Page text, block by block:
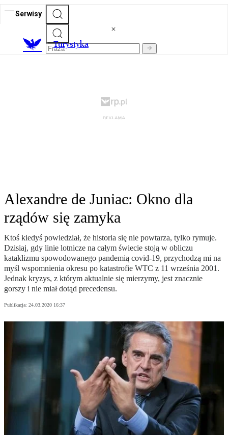
Serwisy
Turystyka
Alexandre de Juniac: Okno dla
rządów się zamyka
Ktoś kiedyś powiedział, że historia się nie powtarza, tylko rymuje.
Dzisiaj, gdy linie lotnicze na całym świecie stoją w obliczu
kataklizmu spowodowanego pandemią covid-19, przychodzą mi na
myśl wspomnienia okresu po katastrofie WTC z 11 września 2001.
Jednak kryzys, z którym aktualnie się mierzymy, jest znacznie
gorszy i nie miał dotąd precedensu.
Publikacja: 24.03.2020 16:37